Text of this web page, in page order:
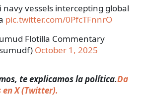
navy vessels intercepting global
pic.twitter.com/0PfcTFnnrO
Flotilla Commentary
October 1, 2025
te explicamos la política.Da
X (Twitter).